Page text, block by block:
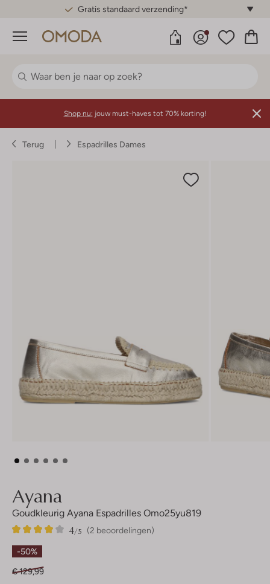
Gratis standaard verzending*
Menu
Shop nu: jouw must-haves tot 70% korting!
Terug Espadrilles Dames
Ayana
Goudkleurig Ayana Espadrilles Omo25yu819
(2 beoordelingen)
4/5
2
4
Sterren
-50%
€ 129,99